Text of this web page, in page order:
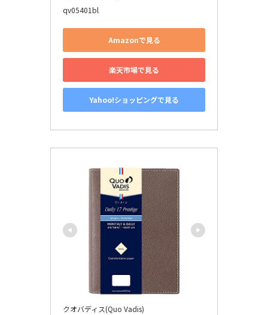
qv05401bl
Amazonで見る
楽天市場で見る
Yahoo!ショッピングで見る
クオバディス(Quo Vadis)